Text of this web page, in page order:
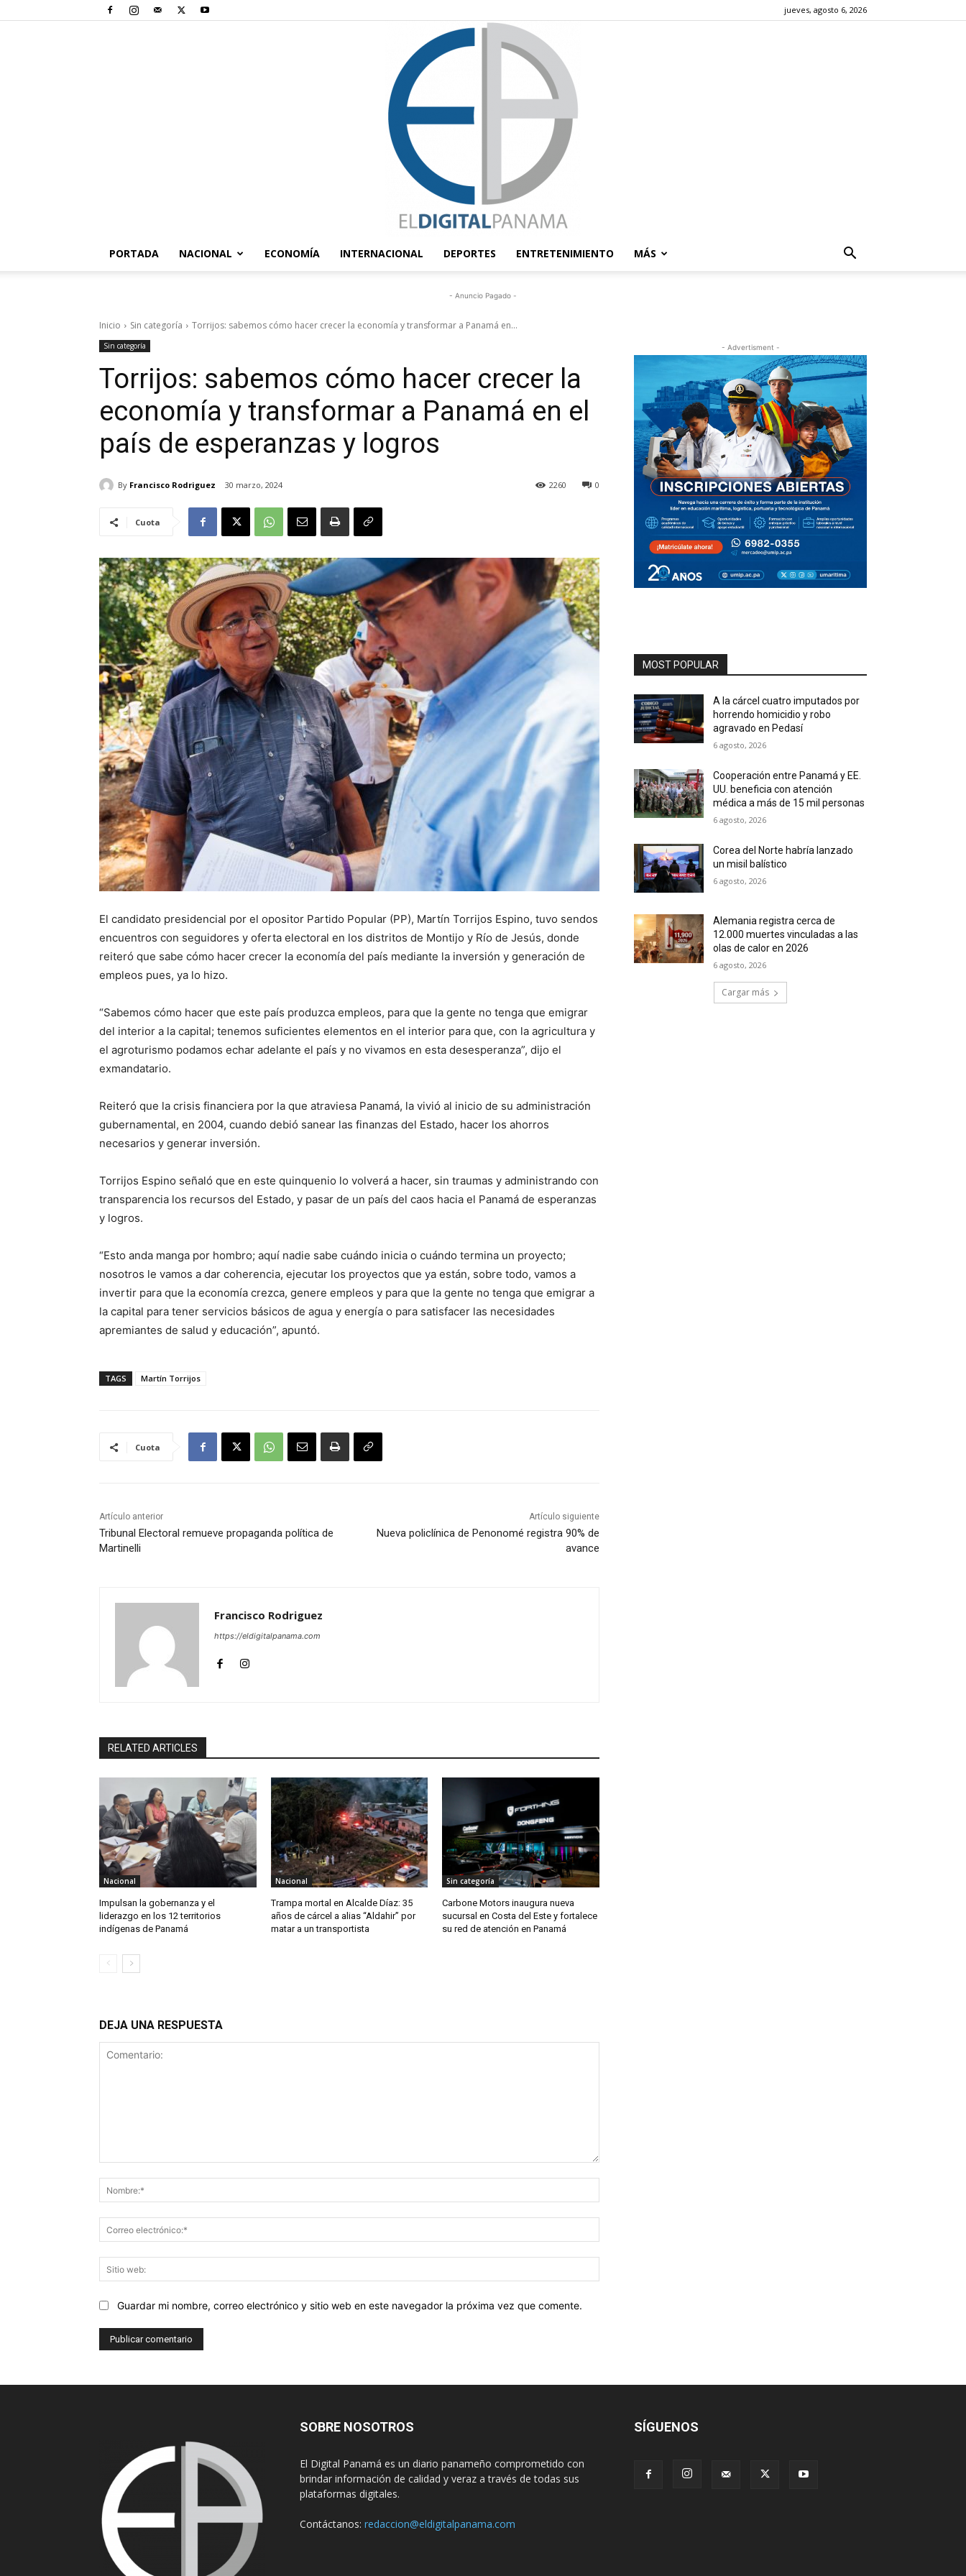
jueves, agosto 6, 2026
Digital
PORTADA NACIONAL ECONOMÍA INTERNACIONAL DEPORTES ENTRETENIMIENTO MÁS
- Anuncio Pagado -
Inicio Sin categoría Torrijos: sabemos cómo hacer crecer la economía y transformar a Panamá en...
Sin categoría
Torrijos: sabemos cómo hacer crecer la
economía y transformar a Panamá en el
país de esperanzas y logros
By Francisco Rodriguez 30 marzo, 2024 0
2260
Cuota
El candidato presidencial por el opositor Partido Popular (PP), Martín Torrijos Espino, tuvo sendos
encuentros con seguidores y oferta electoral en los distritos de Montijo y Río de Jesús, donde
reiteró que sabe cómo hacer crecer la economía del país mediante la inversión y generación de
empleos pues, ya lo hizo.
“Sabemos cómo hacer que este país produzca empleos, para que la gente no tenga que emigrar
del interior a la capital; tenemos suficientes elementos en el interior para que, con la agricultura y
el agroturismo podamos echar adelante el país y no vivamos en esta desesperanza”, dijo el
exmandatario.
Reiteró que la crisis financiera por la que atraviesa Panamá, la vivió al inicio de su administración
gubernamental, en 2004, cuando debió sanear las finanzas del Estado, hacer los ahorros
necesarios y generar inversión.
Torrijos Espino señaló que en este quinquenio lo volverá a hacer, sin traumas y administrando con
transparencia los recursos del Estado, y pasar de un país del caos hacia el Panamá de esperanzas
y logros.
“Esto anda manga por hombro; aquí nadie sabe cuándo inicia o cuándo termina un proyecto;
nosotros le vamos a dar coherencia, ejecutar los proyectos que ya están, sobre todo, vamos a
invertir para que la economía crezca, genere empleos y para que la gente no tenga que emigrar a
la capital para tener servicios básicos de agua y energía o para satisfacer las necesidades
apremiantes de salud y educación”, apuntó.
TAGS Martín Torrijos
Cuota
Artículo anterior
Tribunal Electoral remueve propaganda política de
Martinelli
Artículo siguiente
Nueva policlínica de Penonomé registra 90% de
avance
Francisco Rodriguez
https://eldigitalpanama.com
RELATED ARTICLES
Nacional
Impulsan la gobernanza y el
liderazgo en los 12 territorios
indígenas de Panamá
Nacional
Trampa mortal en Alcalde Díaz: 35
años de cárcel a alias “Aldahir” por
matar a un transportista
Sin categoría
Carbone Motors inaugura nueva
sucursal en Costa del Este y fortalece
su red de atención en Panamá
DEJA UNA RESPUESTA
electrónico:*
web:
Guardar mi nombre, correo electrónico y sitio web en este navegador la próxima vez que comente.
- Advertisment -
MOST POPULAR
A la cárcel cuatro imputados por
horrendo homicidio y robo
agravado en Pedasí
6 agosto, 2026
Cooperación entre Panamá y EE.
UU. beneficia con atención
médica a más de 15 mil personas
6 agosto, 2026
Corea del Norte habría lanzado
un misil balístico
6 agosto, 2026
Alemania registra cerca de
12.000 muertes vinculadas a las
olas de calor en 2026
6 agosto, 2026
Cargar más
SOBRE NOSOTROS
El Digital Panamá es un diario panameño comprometido con
brindar información de calidad y veraz a través de todas sus
plataformas digitales.
Contáctanos: redaccion@eldigitalpanama.com
SÍGUENOS